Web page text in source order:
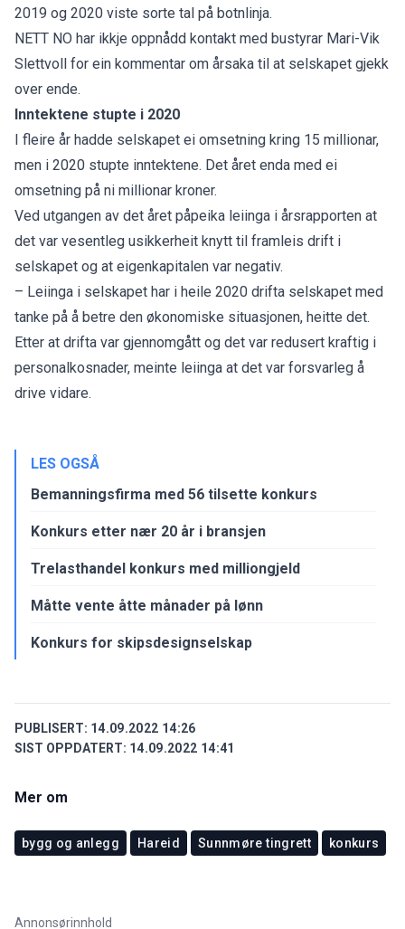
2019 og 2020 viste sorte tal på botnlinja.
NETT NO har ikkje oppnådd kontakt med bustyrar Mari-Vik
Slettvoll for ein kommentar om årsaka til at selskapet gjekk
over ende.
Inntektene stupte i 2020
I fleire år hadde selskapet ei omsetning kring 15 millionar,
men i 2020 stupte inntektene. Det året enda med ei
omsetning på ni millionar kroner.
Ved utgangen av det året påpeika leiinga i årsrapporten at
det var vesentleg usikkerheit knytt til framleis drift i
selskapet og at eigenkapitalen var negativ.
– Leiinga i selskapet har i heile 2020 drifta selskapet med
tanke på å betre den økonomiske situasjonen, heitte det.
Etter at drifta var gjennomgått og det var redusert kraftig i
personalkosnader, meinte leiinga at det var forsvarleg å
drive vidare.
LES OGSÅ
Bemanningsfirma med 56 tilsette konkurs
Konkurs etter nær 20 år i bransjen
Trelasthandel konkurs med milliongjeld
Måtte vente åtte månader på lønn
Konkurs for skipsdesignselskap
PUBLISERT: 14.09.2022 14:26
SIST OPPDATERT: 14.09.2022 14:41
Mer om
bygg og anlegg Hareid Sunnmøre tingrett konkurs
Annonsørinnhold